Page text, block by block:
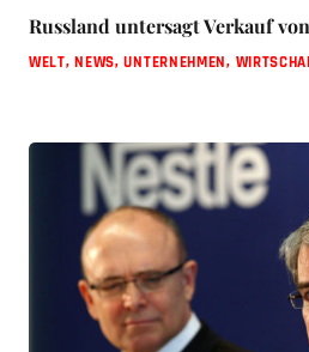
Russland untersagt Verkauf
WELT,NEWS,UNTERNEHMEN,